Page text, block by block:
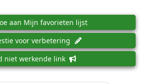
aan Mijn favorieten lijst
voor verbetering
niet werkende link